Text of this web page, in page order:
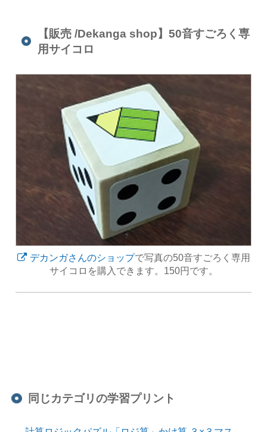
【販売 /Dekanga shop】50音すごろく専
用サイコロ
デカンガさんのショップで写真の50音すごろく専用
サイコロを購入できます。150円です。
同じカテゴリの学習プリント